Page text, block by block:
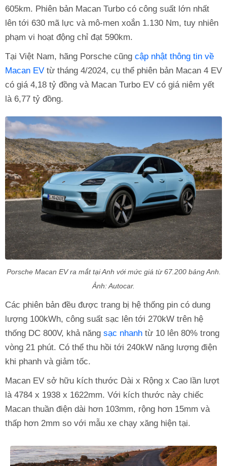
605km. Phiên bản Macan Turbo có công suất lớn nhất
lên tới 630 mã lực và mô-men xoắn 1.130 Nm, tuy nhiên
phạm vi hoạt động chỉ đạt 590km.
Tại Việt Nam, hãng Porsche cũng cập nhật thông tin về
Macan EV từ tháng 4/2024, cụ thể phiên bản Macan 4 EV
có giá 4,18 tỷ đồng và Macan Turbo EV có giá niêm yết
là 6,77 tỷ đồng.
Porsche Macan EV ra mắt tại Anh với mức giá từ 67.200 bảng Anh.
Ảnh: Autocar.
Các phiên bản đều được trang bị hệ thống pin có dung
lượng 100kWh, công suất sạc lên tới 270kW trên hệ
thống DC 800V, khả năng sạc nhanh từ 10 lên 80% trong
vòng 21 phút. Có thể thu hồi tới 240kW năng lượng điện
khi phanh và giảm tốc.
Macan EV sở hữu kích thước Dài x Rộng x Cao lần lượt
là 4784 x 1938 x 1622mm. Với kích thước này chiếc
Macan thuần điện dài hơn 103mm, rộng hơn 15mm và
thấp hơn 2mm so với mẫu xe chạy xăng hiện tại.